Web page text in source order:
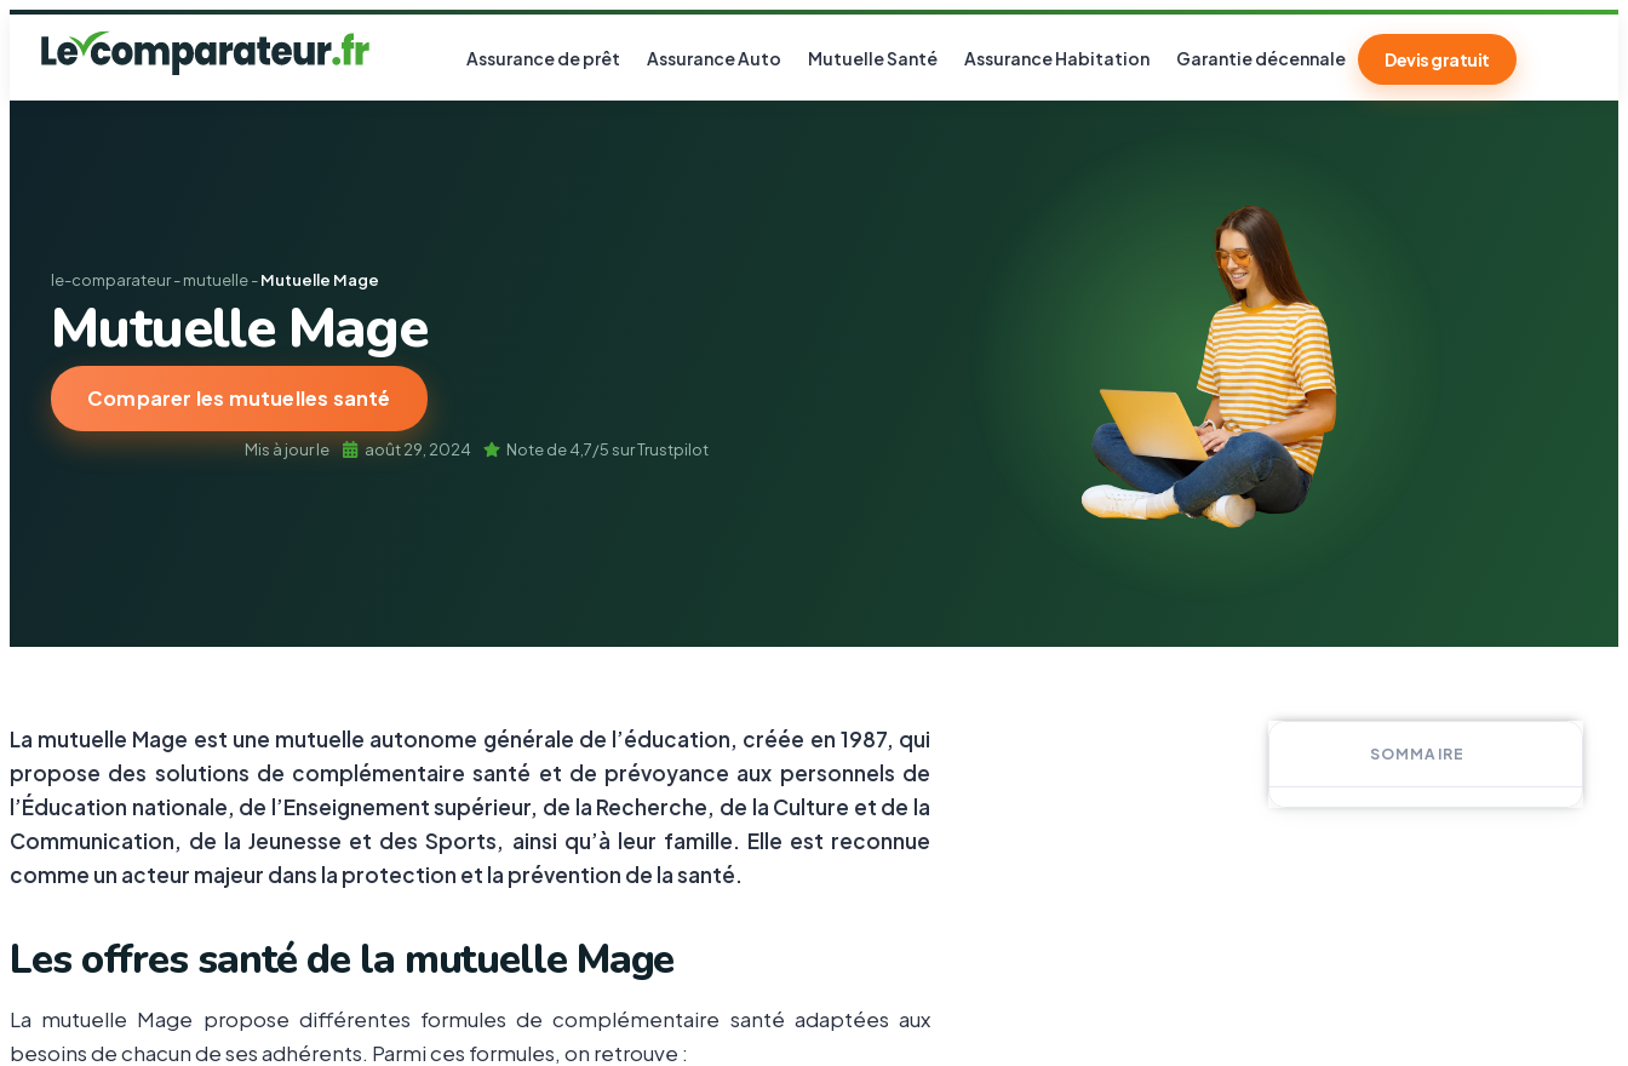
Assurance de prêt Assurance Auto Mutuelle Santé Assurance Habitation Garantie décennale Devis gratuit
le-comparateur-mutuelle-Mutuelle Mage
Mutuelle Mage
Comparer les mutuelles santé
Mis à jour le août 29, 2024 Note de 4,7/5 sur Trustpilot
La mutuelle Mage est une mutuelle autonome générale de l’éducation, créée en 1987, qui
propose des solutions de complémentaire santé et de prévoyance aux personnels de
l’Éducation nationale, de l’Enseignement supérieur, de la Recherche, de la Culture et de la
Communication, de la Jeunesse et des Sports, ainsi qu’à leur famille. Elle est reconnue
comme un acteur majeur dans la protection et la prévention de la santé.
Les offres santé de la mutuelle Mage
La mutuelle Mage propose différentes formules de complémentaire santé adaptées aux
besoins de chacun de ses adhérents. Parmi ces formules, on retrouve :
SOMMAIRE